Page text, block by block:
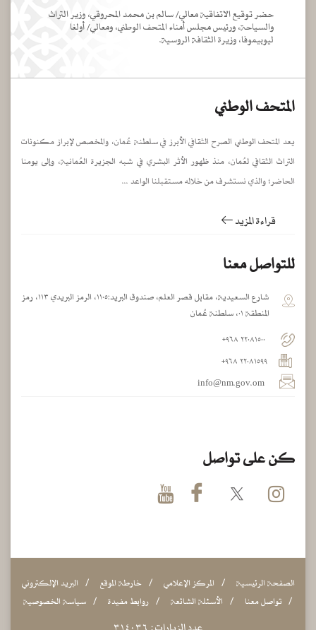
حضر توقيع الاتفاقية معالي/ سالم بن محمد المحروقي، وزير التراث
والسياحة، ورئيس مجلس أمناء المتحف الوطني، ومعالي/ أولغا
ليوبيموفا، وزيرة الثقافة الروسية.
المتحف الوطني
يعد المتحف الوطني الصرح الثقافي الأبرز في سلطنة عُمان، والمخصص لإبراز مكنونات
التراث الثقافي لعُمان، منذ ظهور الأثر البشري في شبه الجزيرة العُمانية، وإلى يومنا
الحاضر؛ والذي نستشرف من خلاله مستقبلنا الواعد ...
قراءة المزيد
للتواصل معنا
شارع السعيدية، مقابل قصر العلم، صندوق البريد:١١٠٥، الرمز البريدي ١١٣، رمز
المنطقة ٠١، سلطنة عُمان
كن على تواصل
الصفحة الرئيسية المركز الإعلامي خارطة الموقع
البريد الإلكتروني
تواصل معنا
الأسئلة الشائعة روابط مفيدة سياسة الخصوصية